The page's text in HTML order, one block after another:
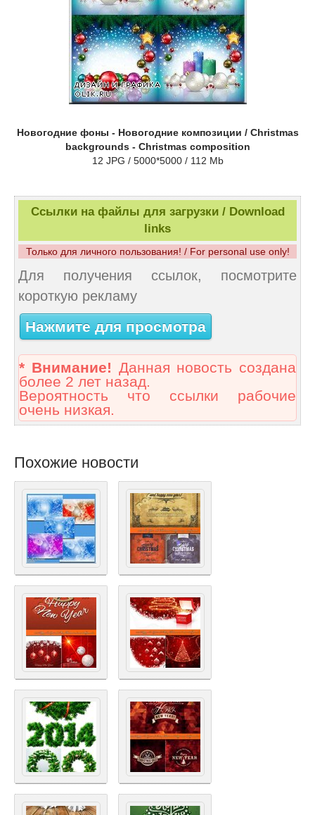
Новогодние фоны - Новогодние композиции / Christmas
backgrounds - Christmas composition
12 JPG / 5000*5000 / 112 Mb
Ссылки на файлы для загрузки / Download
links
Только для личного пользования! / For personal use only!
Для получения ссылок, посмотрите
короткую рекламу
Нажмите для просмотра
* Внимание! Данная новость создана
более 2 лет назад.
Вероятность что ссылки рабочие
очень низкая.
Похожие новости